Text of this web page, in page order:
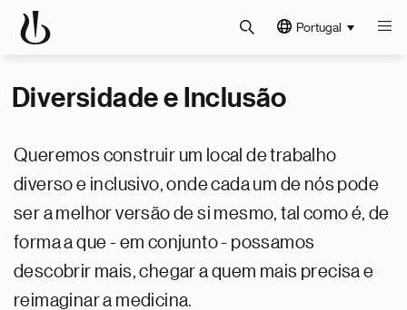
Portugal
Diversidade e Inclusão
Queremos construir um local de trabalho
diverso e inclusivo, onde cada um de nós pode
ser a melhor versão de si mesmo, tal como é, de
forma a que - em conjunto - possamos
descobrir mais, chegar a quem mais precisa e
reimaginar a medicina.